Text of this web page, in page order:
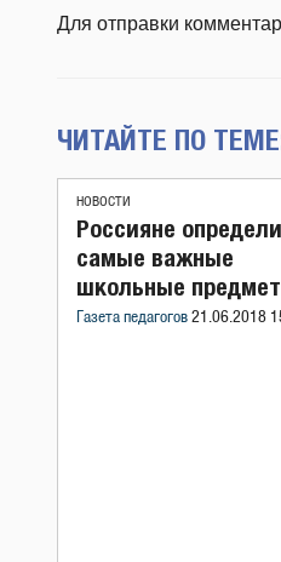
Для отправки
ЧИТАЙТЕ ПО
НОВОСТИ
Россияне
самые важные
школьные
Газета педагогов 21.06.2018